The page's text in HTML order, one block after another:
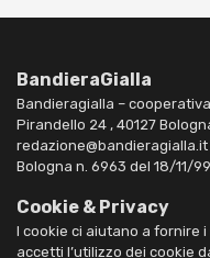
BandieraGialla
Bandieragialla –
Pirandello 24 , 40127
Bologna n. 6963 del 18/11/99
Cookie & Privacy
I cookie ci aiutano a fornire
accetti l’utilizzo dei cookie